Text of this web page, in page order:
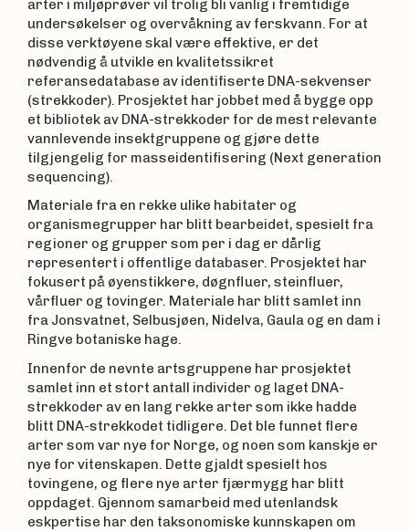
arter i miljøprøver vil trolig bli vanlig i fremtidige
undersøkelser og overvåkning av ferskvann. For at
disse verktøyene skal være effektive, er det
nødvendig å utvikle en kvalitetssikret
referansedatabase av identifiserte DNA-sekvenser
(strekkoder). Prosjektet har jobbet med å bygge opp
et bibliotek av DNA-strekkoder for de mest relevante
vannlevende insektgruppene og gjøre dette
tilgjengelig for masseidentifisering (Next generation
sequencing).
Materiale fra en rekke ulike habitater og
organismegrupper har blitt bearbeidet, spesielt fra
regioner og grupper som per i dag er dårlig
representert i offentlige databaser. Prosjektet har
fokusert på øyenstikkere, døgnfluer, steinfluer,
vårfluer og tovinger. Materiale har blitt samlet inn
fra Jonsvatnet, Selbusjøen, Nidelva, Gaula og en dam i
Ringve botaniske hage.
Innenfor de nevnte artsgruppene har prosjektet
samlet inn et stort antall individer og laget DNA-
strekkoder av en lang rekke arter som ikke hadde
blitt DNA-strekkodet tidligere. Det ble funnet flere
arter som var nye for Norge, og noen som kanskje er
nye for vitenskapen. Dette gjaldt spesielt hos
tovingene, og flere nye arter fjærmygg har blitt
oppdaget. Gjennom samarbeid med utenlandsk
eskpertise har den taksonomiske kunnskapen om